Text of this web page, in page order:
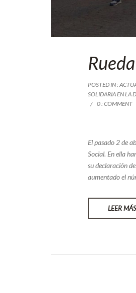
POSTED IN :
SOLIDARIA EN LA
0 : COMMENT
El pasado 2 de
Social. En ella
sudeclaración
aumentado el
LEER MÁS